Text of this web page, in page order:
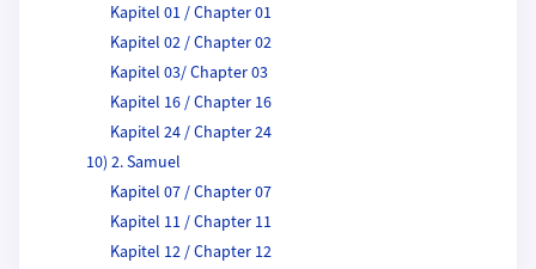
Kapitel 01 / Chapter 01
Kapitel 02 / Chapter 02
Kapitel 03/ Chapter 03
Kapitel 16 / Chapter 16
Kapitel 24 / Chapter 24
10) 2. Samuel
Kapitel 07 / Chapter 07
Kapitel 11 / Chapter 11
Kapitel 12 / Chapter 12